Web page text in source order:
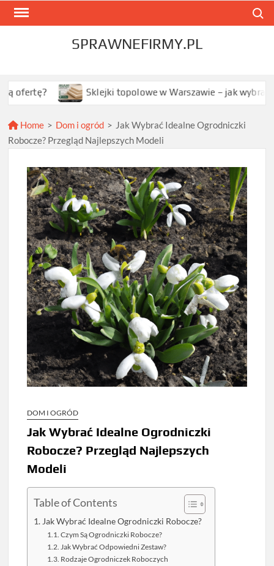
Skip
SPRAWNEFIRMY.PL
Sklejki topolowe w Warszawie – jak wybrać najlepszą
Home > Dom i ogród > Jak Wybrać Idealne Ogrodniczki
Robocze? Przegląd Najlepszych Modeli
DOM I OGRÓD
Jak Wybrać Idealne Ogrodniczki
Robocze? Przegląd Najlepszych
Modeli
Table of Contents
Jak Wybrać Idealne Ogrodniczki Robocze?
Czym Są Ogrodniczki Robocze?
Jak Wybrać Odpowiedni Zestaw?
Rodzaje Ogrodniczek Roboczych